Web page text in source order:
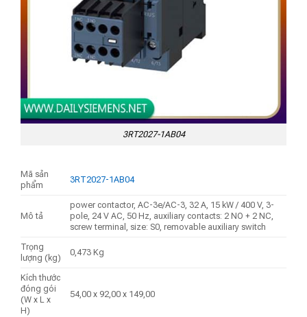
3RT2027-1AB04
Mã sản
phẩm
3RT2027-1AB04
Mô tả
power contactor, AC-3e/AC-3, 32 A, 15 kW / 400 V, 3-
pole, 24 V AC, 50 Hz, auxiliary contacts: 2 NO + 2 NC,
screw terminal, size: S0, removable auxiliary switch
Trọng
lượng (kg)
0,473 Kg
Kích thước
đóng gói
(W x L x
H)
54,00 x 92,00 x 149,00